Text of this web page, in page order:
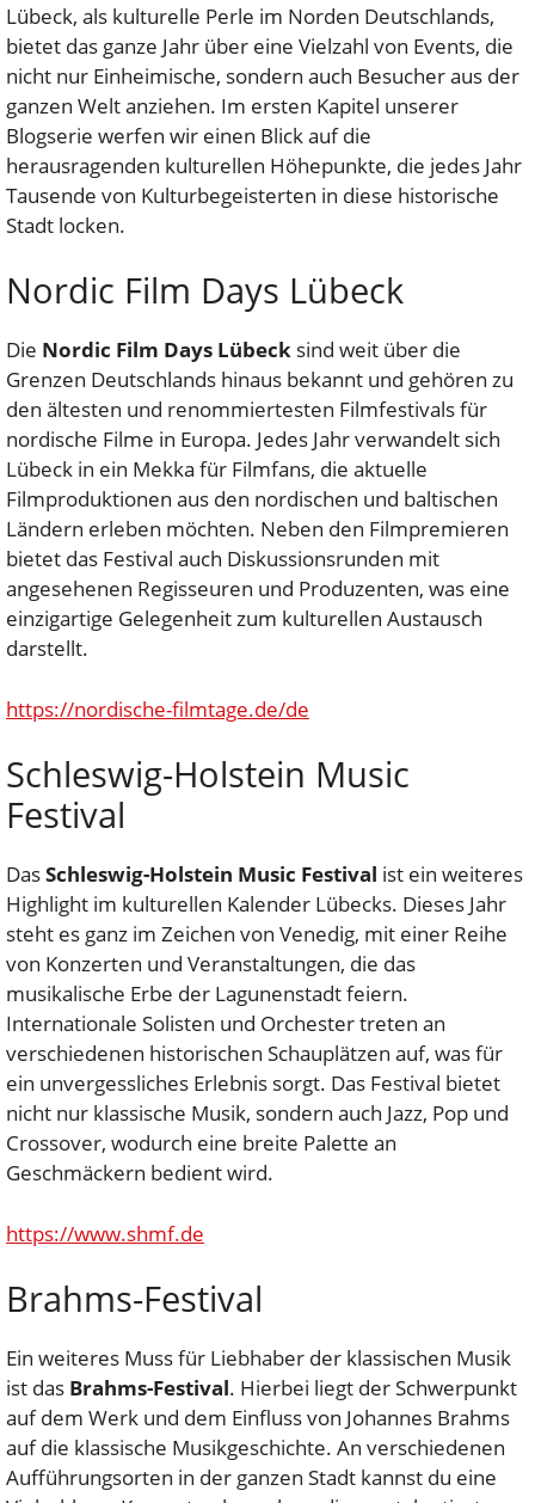
Lübeck, als kulturelle Perle im Norden Deutschlands,
bietet das ganze Jahr über eine Vielzahl von Events, die
nicht nur Einheimische, sondern auch Besucher aus der
ganzen Welt anziehen. Im ersten Kapitel unserer
Blogserie werfen wir einen Blick auf die
herausragenden kulturellen Höhepunkte, die jedes Jahr
Tausende von Kulturbegeisterten in diese historische
Stadt locken.
Nordic Film Days Lübeck
Die Nordic Film Days Lübeck sind weit über die
Grenzen Deutschlands hinaus bekannt und gehören zu
den ältesten und renommiertesten Filmfestivals für
nordische Filme in Europa. Jedes Jahr verwandelt sich
Lübeck in ein Mekka für Filmfans, die aktuelle
Filmproduktionen aus den nordischen und baltischen
Ländern erleben möchten. Neben den Filmpremieren
bietet das Festival auch Diskussionsrunden mit
angesehenen Regisseuren und Produzenten, was eine
einzigartige Gelegenheit zum kulturellen Austausch
darstellt.
https://nordische-filmtage.de/de
Schleswig-Holstein Music
Festival
DasSchleswig-Holstein Music Festival ist ein weiteres
Highlight im kulturellen Kalender Lübecks. Dieses Jahr
steht es ganz im Zeichen von Venedig, mit einer Reihe
von Konzerten und Veranstaltungen, die das
musikalische Erbe der Lagunenstadt feiern.
Internationale Solisten und Orchester treten an
verschiedenen historischen Schauplätzen auf, was für
ein unvergessliches Erlebnis sorgt. Das Festival bietet
nicht nur klassische Musik, sondern auch Jazz, Pop und
Crossover, wodurch eine breite Palette an
Geschmäckern bedient wird.
https://www.shmf.de
Brahms-Festival
Ein weiteres Muss für Liebhaber der klassischen Musik
ist das Brahms-Festival. Hierbei liegt der Schwerpunkt
auf dem Werk und dem Einfluss von Johannes Brahms
auf die klassische Musikgeschichte. An verschiedenen
Aufführungsorten in der ganzen Stadt kannst du eine